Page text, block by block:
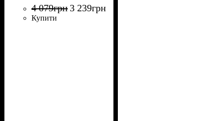
4 079грн 3 239грн
Купити